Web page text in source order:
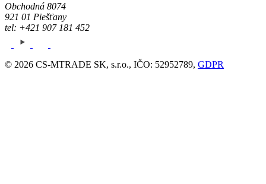
Obchodná 8074
921 01 Piešťany
tel: +421 907 181 452
© 2026 CS-MTRADE SK, s.r.o., IČO: 52952789, GDPR